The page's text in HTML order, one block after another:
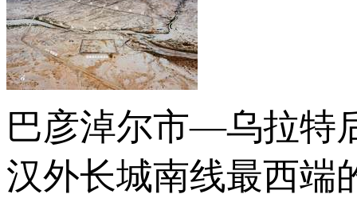
巴彦淖尔市—乌拉特
汉外长城南线最西端